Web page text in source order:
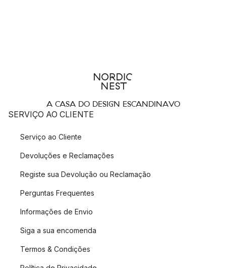
A CASA DO DESIGN ESCANDINAVO
SERVIÇO AO CLIENTE
Serviço ao Cliente
Devoluções e Reclamações
Registe sua Devolução ou Reclamação
Perguntas Frequentes
Informações de Envio
Siga a sua encomenda
Termos & Condições